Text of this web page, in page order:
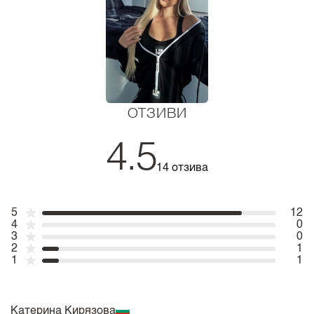
ОТЗИВИ
4.514 отзива
5
12
4
0
3
0
2
1
1
1
Катерина Кирязова